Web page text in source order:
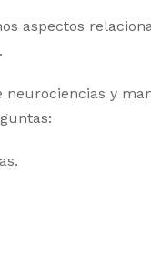
aspectos
y